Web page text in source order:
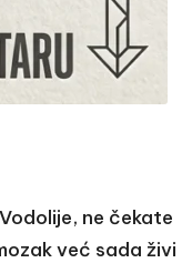
ne čekate
već sada živi